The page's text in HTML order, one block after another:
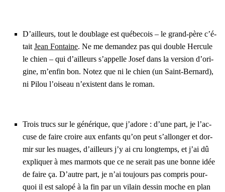
D’ailleurs, tout le dou­blage est qué­be­cois – le grand-père c’é­
tait Jean Fon­taine. Ne me deman­dez pas qui double Her­cule
le chien – qui d’ailleurs s’ap­pelle Josef dans la ver­sion d’o­ri­
gine, m’en­fin bon. Notez que ni le chien (un Saint-Ber­nard),
ni Pilou l’oi­seau n’existent dans le roman.
Trois trucs sur le géné­rique, que j’a­dore : d’une part, je l’ac­
cuse de faire croire aux enfants qu’on peut s’al­lon­ger et dor­
mir sur les nuages, d’ailleurs j’y ai cru long­temps, et j’ai dû
expli­quer à mes mar­mots que ce ne serait pas une bonne idée
de faire ça. D’autre part, je n’ai tou­jours pas com­pris pour­
quoi il est salo­pé à la fin par un vilain des­sin moche en plan